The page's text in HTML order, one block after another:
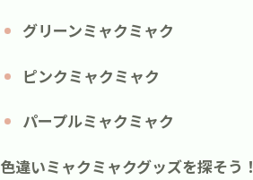
グリーンミャクミャク
ピンクミャクミャク
パープルミャクミャク
色違いミャクミャクグッズを探そう！